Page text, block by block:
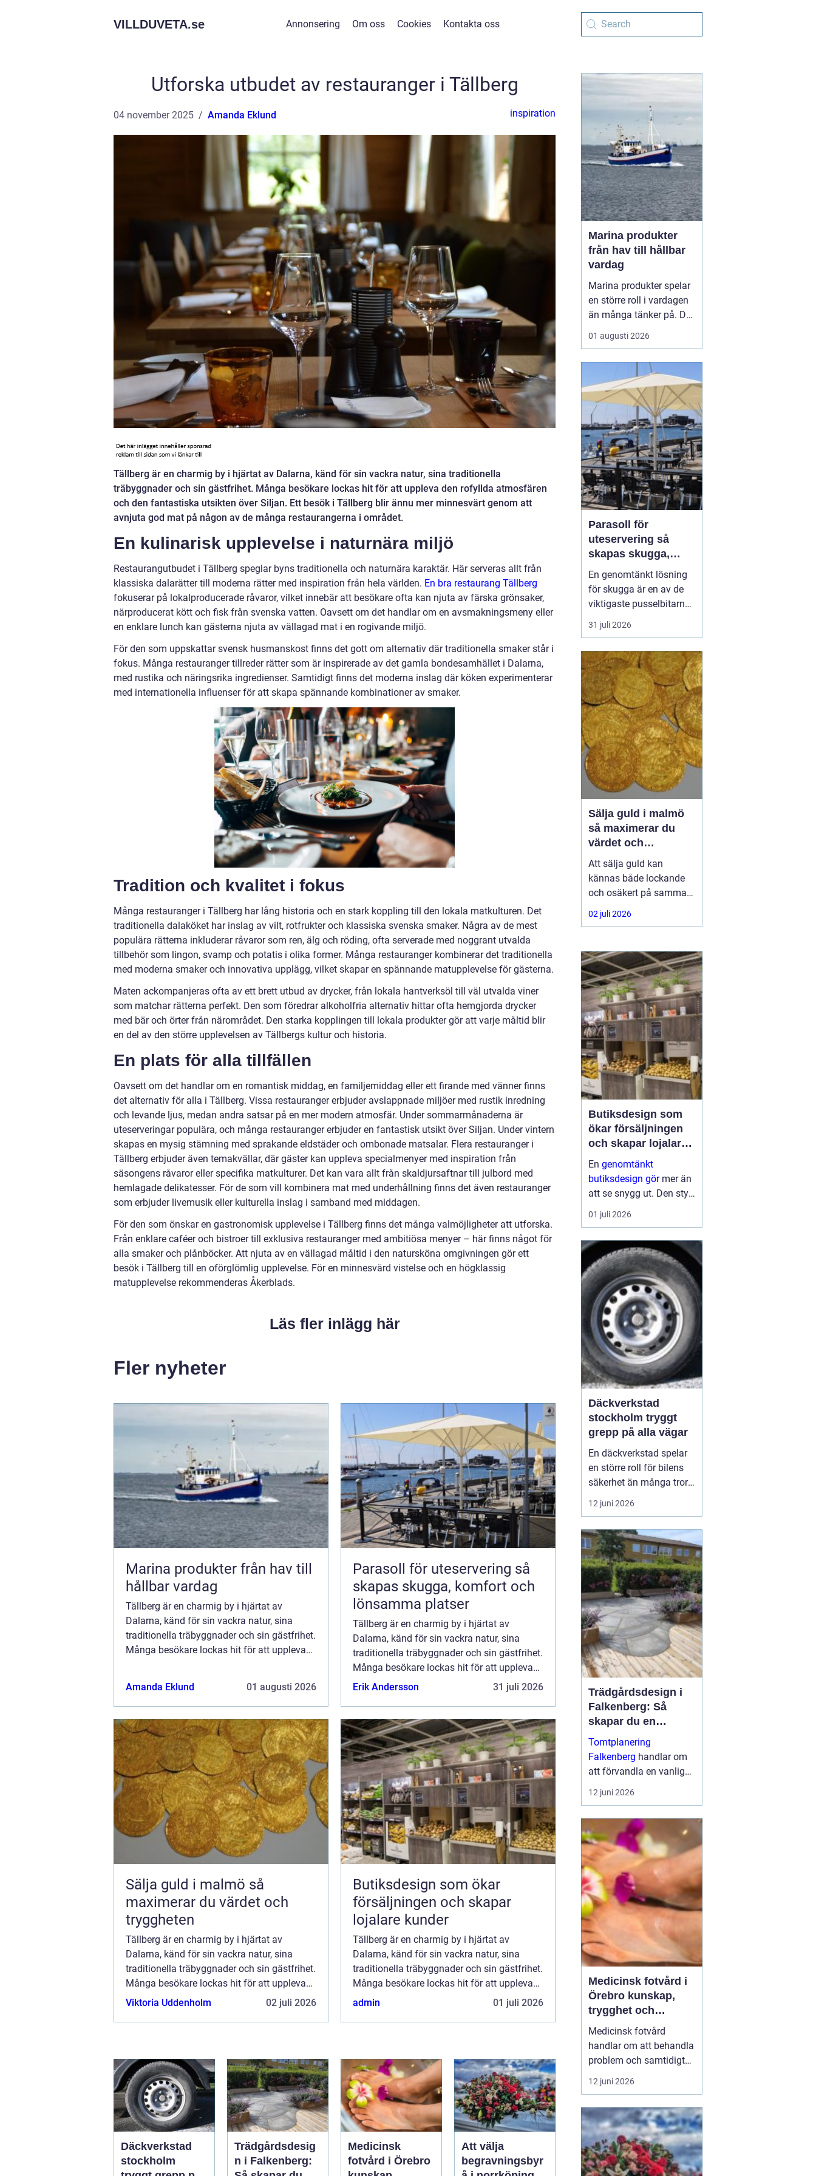
VILLDUVETA.se Annonsering Om oss Cookies Kontakta oss
Utforska utbudet av restauranger i Tällberg
04 november 2025 Amanda Eklund inspiration
Tällberg är en charmig by i hjärtat av Dalarna, känd för sin vackra natur, sina traditionella
träbyggnader och sin gästfrihet. Många besökare lockas hit för att uppleva den rofyllda atmosfären
och den fantastiska utsikten över Siljan. Ett besök i Tällberg blir ännu mer minnesvärt genom att
avnjuta god mat på någon av de många restaurangerna i området.
En kulinarisk upplevelse i naturnära miljö
Restaurangutbudet i Tällberg speglar byns traditionella och naturnära karaktär. Här serveras allt från
klassiska dalarätter till moderna rätter med inspiration från hela världen. En bra restaurang Tällberg
fokuserar på lokalproducerade råvaror, vilket innebär att besökare ofta kan njuta av färska grönsaker,
närproducerat kött och fisk från svenska vatten. Oavsett om det handlar om en avsmakningsmeny eller
en enklare lunch kan gästerna njuta av vällagad mat i en rogivande miljö.
För den som uppskattar svensk husmanskost finns det gott om alternativ där traditionella smaker står i
fokus. Många restauranger tillreder rätter som är inspirerade av det gamla bondesamhället i Dalarna,
med rustika och näringsrika ingredienser. Samtidigt finns det moderna inslag där köken experimenterar
med internationella influenser för att skapa spännande kombinationer av smaker.
Tradition och kvalitet i fokus
Många restauranger i Tällberg har lång historia och en stark koppling till den lokala matkulturen. Det
traditionella dalaköket har inslag av vilt, rotfrukter och klassiska svenska smaker. Några av de mest
populära rätterna inkluderar råvaror som ren, älg och röding, ofta serverade med noggrant utvalda
tillbehör som lingon, svamp och potatis i olika former. Många restauranger kombinerar det traditionella
med moderna smaker och innovativa upplägg, vilket skapar en spännande matupplevelse för gästerna.
Maten ackompanjeras ofta av ett brett utbud av drycker, från lokala hantverksöl till väl utvalda viner
som matchar rätterna perfekt. Den som föredrar alkoholfria alternativ hittar ofta hemgjorda drycker
med bär och örter från närområdet. Den starka kopplingen till lokala produkter gör att varje måltid blir
en del av den större upplevelsen av Tällbergs kultur och historia.
En plats för alla tillfällen
Oavsett om det handlar om en romantisk middag, en familjemiddag eller ett firande med vänner finns
det alternativ för alla i Tällberg. Vissa restauranger erbjuder avslappnade miljöer med rustik inredning
och levande ljus, medan andra satsar på en mer modern atmosfär. Under sommarmånaderna är
uteserveringar populära, och många restauranger erbjuder en fantastisk utsikt över Siljan. Under vintern
skapas en mysig stämning med sprakande eldstäder och ombonade matsalar. Flera restauranger i
Tällberg erbjuder även temakvällar, där gäster kan uppleva specialmenyer med inspiration från
säsongens råvaror eller specifika matkulturer. Det kan vara allt från skaldjursaftnar till julbord med
hemlagade delikatesser. För de som vill kombinera mat med underhållning finns det även restauranger
som erbjuder livemusik eller kulturella inslag i samband med middagen.
För den som önskar en gastronomisk upplevelse i Tällberg finns det många valmöjligheter att utforska.
Från enklare caféer och bistroer till exklusiva restauranger med ambitiösa menyer – här finns något för
alla smaker och plånböcker. Att njuta av en vällagad måltid i den natursköna omgivningen gör ett
besök i Tällberg till en oförglömlig upplevelse. För en minnesvärd vistelse och en högklassig
matupplevelse rekommenderas Åkerblads.
Läs fler inlägg här
Fler nyheter
Marina produkter från hav till
hållbar vardag
Tällberg är en charmig by i hjärtat av
Dalarna, känd för sin vackra natur, sina
traditionella träbyggnader och sin gästfrihet.
Många besökare lockas hit för att uppleva
Amanda Eklund
01 augusti 2026
Parasoll för uteservering så
skapas skugga, komfort och
lönsamma platser
Tällberg är en charmig by i hjärtat av
Dalarna, känd för sin vackra natur, sina
traditionella träbyggnader och sin gästfrihet.
Många besökare lockas hit för att uppleva
den rofyllda atmosfären o...
Erik Andersson 31 juli 2026
Sälja guld i malmö så
maximerar du värdet och
tryggheten
Tällberg är en charmig by i hjärtat av
Dalarna, känd för sin vackra natur, sina
traditionella träbyggnader och sin gästfrihet.
Många besökare lockas hit för att uppleva
den rofyllda atmosfären o...
Viktoria Uddenholm 02 juli 2026
Butiksdesign som ökar
försäljningen och skapar
lojalare kunder
Tällberg är en charmig by i hjärtat av
Dalarna, känd för sin vackra natur, sina
traditionella träbyggnader och sin gästfrihet.
Många besökare lockas hit för att uppleva
den rofyllda atmosfären o...
admin 01 juli 2026
Däckverkstad
stockholm
Trädgårdsdesig
n i Falkenberg:
Medicinsk
fotvård i Örebro
Att välja
begravningsbyr
Marina produkter
från hav till hållbar
vardag
Marina produkter spelar
en större roll i vardagen
än många tänker på. De
syns inte bara på
tallriken som fisk och
hudvård, kosttillskott,
textilier och till och med
som byggmaterial. När
fler vill leva mer hållbart
hamnar havet...
01 augusti 2026
Parasoll för
uteservering så
skapas skugga,
komfort och
lönsamma platser
En genomtänkt lösning
för skugga är en av de
viktigaste pusselbitarna
på en uteservering. Rätt
parasoller gör
attraktiva, förlänger
säsongen och skyddar
både gäster och möbler.
Samtidigt påverkar de
upplevelsen av
varumärket och hur...
31 juli 2026
Sälja guld i malmö
så maximerar du
värdet och
tryggheten
Att sälja guld kan
kännas både lockande
och osäkert på samma
gång. Många har ärvda
smycken, gamla
eller trasiga kedjor som
bara ligger i en låda.
Frågan blir då: hur gör
man en trygg, enkel och
lönsam affär när man
vill
02 juli 2026
Butiksdesign som
ökar försäljningen
och skapar lojalare
kunder
En genomtänkt
butiksdesign görmer än
att se snygg ut. Den styr
kundens väg genom
lokalen, påverkar vilka
korgen och avgör hur
ofta kunden kommer
tillbaka. När hyllor,
fruktbord, brödsk...
01 juli 2026
Däckverkstad
stockholm tryggt
grepp på alla vägar
En däckverkstad spelar
en större roll för bilens
säkerhet än många tror.
Rätt däck, korrekt
montering och noggrann
för bromssträcka,
bränsleförbrukning och
körkomfort. I en stad
som Stockholm, med
skiftande väder, trånga
gato...
12 juni 2026
Trädgårdsdesign i
Falkenberg: Så
skapar du en
genomtänkt
trädgård som håller
över tid
Tomtplanering
Falkenberg handlar om
att förvandla en vanlig
tomt till en funktionell,
vacker och långsiktigt
...
12 juni 2026
Medicinsk fotvård i
Örebro kunskap,
trygghet och
vardagskomfort
Medicinsk fotvård
handlar om att behandla
problem och samtidigt
förebygga framtida
besvär. För många i och
starkt kopplade till
vardagen: promenader,
arbete, träning och fritid.
När fötterna gör ont
12 juni 2026